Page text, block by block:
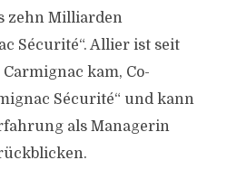
zehn Milliarden
Sécurité“. Allier ist seit
kam, Co-
Sécurité“ und kann
als Managerin